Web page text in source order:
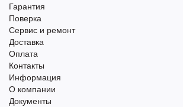
Гарантия
Поверка
Сервис и ремонт
Доставка
Оплата
Контакты
Информация
О компании
Документы